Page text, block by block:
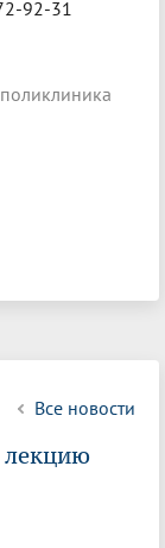
92-31
Все новости
лекцию